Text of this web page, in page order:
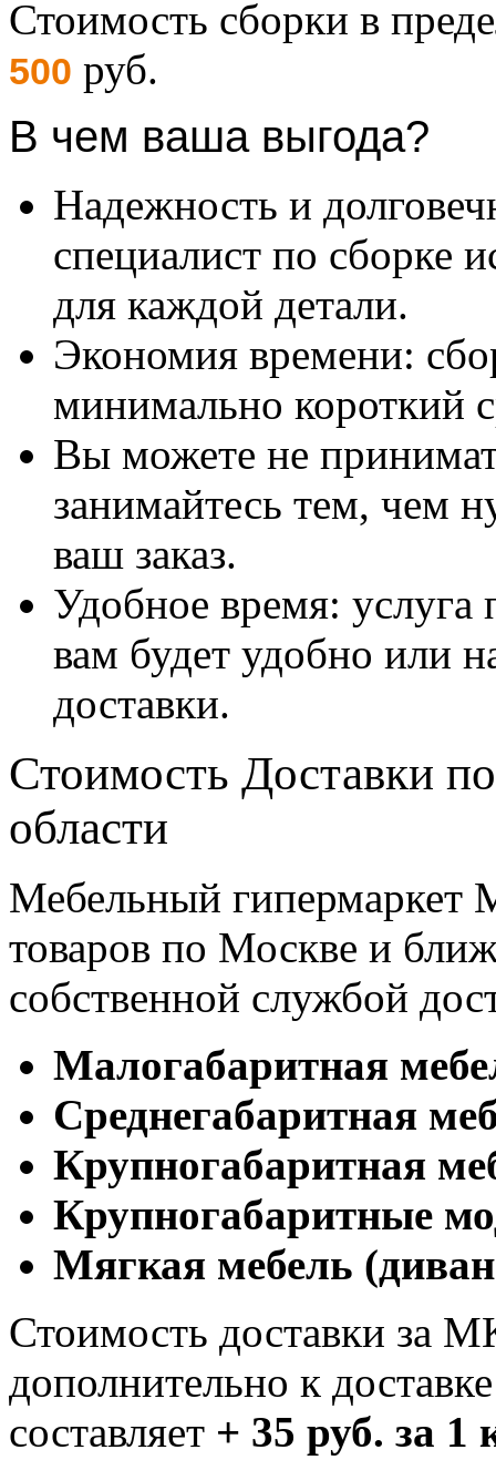
Стоимость сборки в
500 руб.
В чем ваша выгода?
Надежность и
специалист по сборке
для каждой детали.
Экономия времени:
минимально короткий
Вы можете не
занимайтесь тем, чем
ваш заказ.
Удобное время: услуга
вам будет удобно или
доставки.
Стоимость Доставки
области
Мебельный гипермаркет
товаров по Москве и
собственной службой
Малогабаритная
Cреднегабаритная
Крупногабаритная
Крупногабаритные
Мягкая мебель
Стоимость доставки за
дополнительно к
составляет + 35 руб. за 1